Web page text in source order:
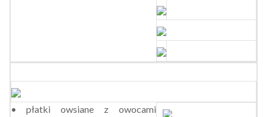
• płatki owsiane z owocami